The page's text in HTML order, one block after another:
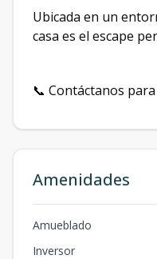
Ubicada en un
casa es el escape
📞 Contáctanos
Amenidades
Amueblado
Inversor